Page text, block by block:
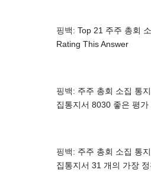
핑백: Top 21 주주 총회
Rating This Answer
핑백: 주주 총회 소집 통
집통지서 8030 좋은 평가
핑백: 주주 총회 소집 통
집통지서 31 개의 가장